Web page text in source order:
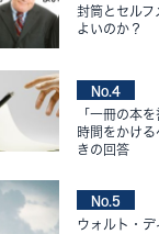
封筒とセルフ
よいのか？
No.4
「一冊の本
時間をかけ
きの回答
No.5
ウォルト・デ